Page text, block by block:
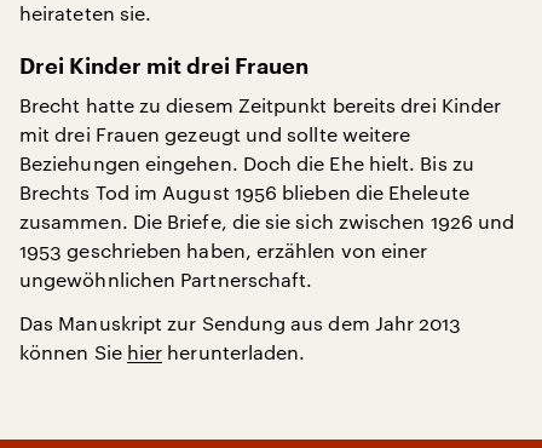
heirateten sie.
Drei Kinder mit drei Frauen
Brecht hatte zu diesem Zeitpunkt bereits drei Kinder
mit drei Frauen gezeugt und sollte weitere
Beziehungen eingehen. Doch die Ehe hielt. Bis zu
Brechts Tod im August 1956 blieben die Eheleute
zusammen. Die Briefe, die sie sich zwischen 1926 und
1953 geschrieben haben, erzählen von einer
ungewöhnlichen Partnerschaft.
Das Manuskript zur Sendung aus dem Jahr 2013
können Sie hier herunterladen.